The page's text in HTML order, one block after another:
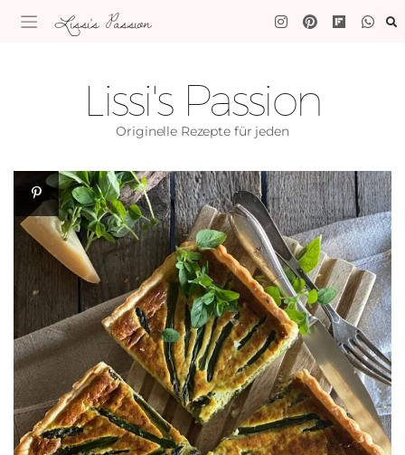
Lissi's Passion
Lissi's Passion
Originelle Rezepte für jeden